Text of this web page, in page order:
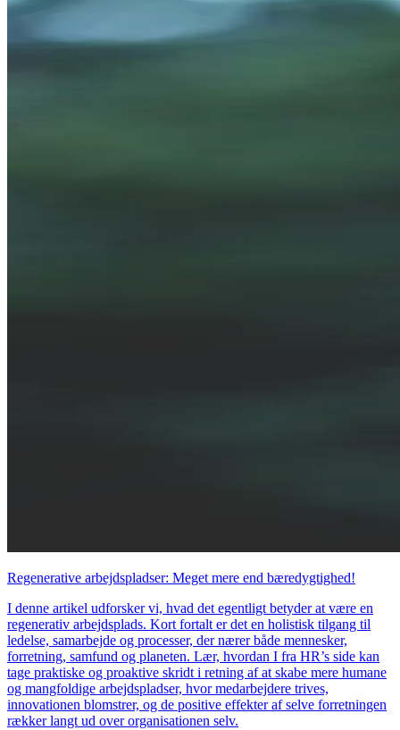
Regenerative arbejdspladser: Meget mere end bæredygtighed!
I denne artikel udforsker vi, hvad det egentligt betyder at være en
regenerativ arbejdsplads. Kort fortalt er det en holistisk tilgang til
ledelse, samarbejde og processer, der nærer både mennesker,
forretning, samfund og planeten. Lær, hvordan I fra HR’s side kan
tage praktiske og proaktive skridt i retning af at skabe mere humane
og mangfoldige arbejdspladser, hvor medarbejdere trives,
innovationen blomstrer, og de positive effekter af selve forretningen
rækker langt ud over organisationen selv.